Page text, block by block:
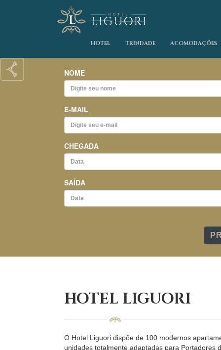
HOTEL TRINDADE ACOMODAÇÕES
NOME
E-MAIL
CHEGADA
SAÍDA
HOTEL LIGUORI
O Hotel Liguori dispõe de 100 modernos
unidades totalmente adaptadas para Portadores